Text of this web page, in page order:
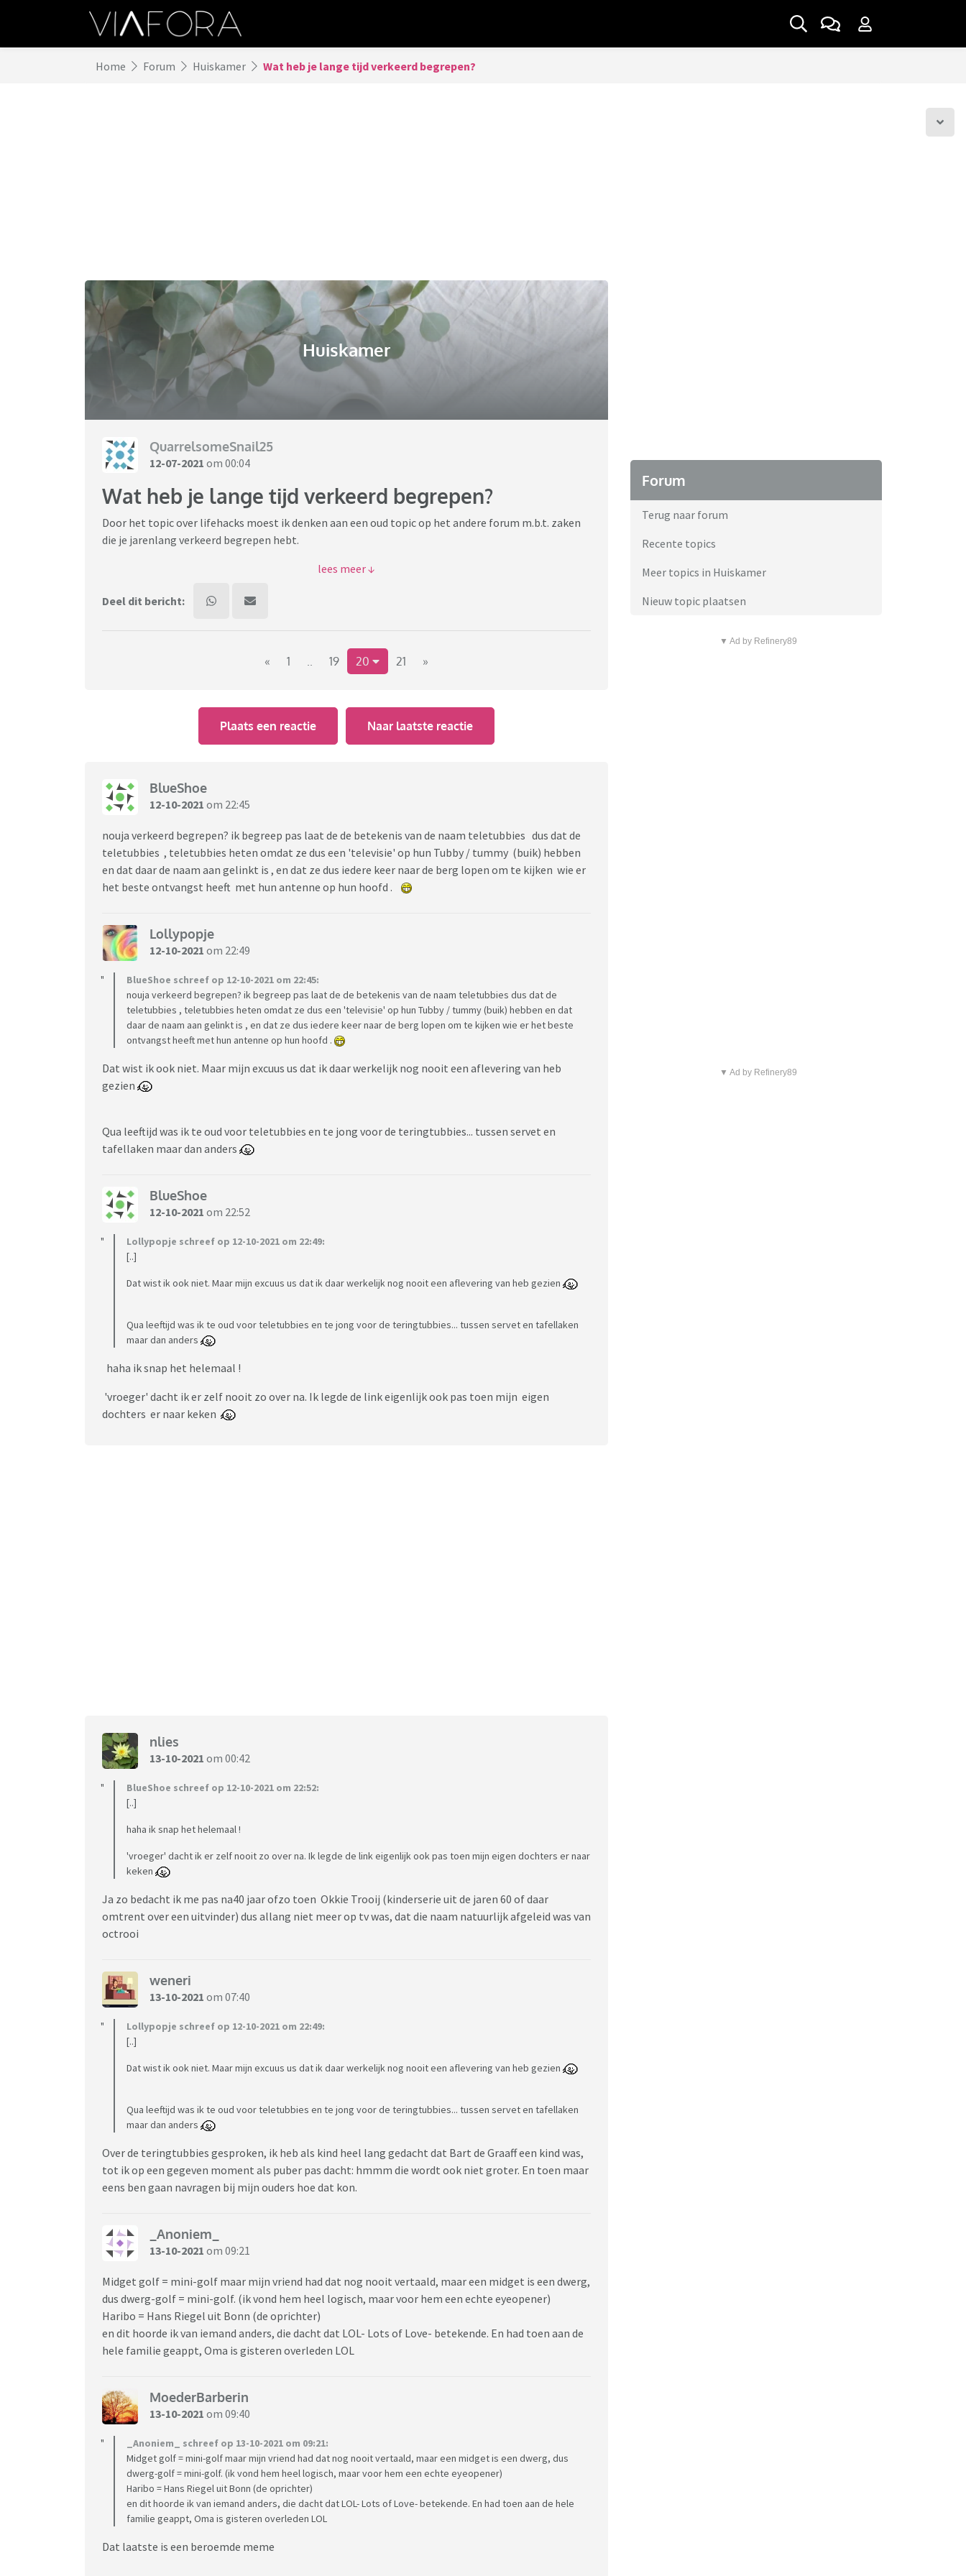
Home Forum Huiskamer Wat heb je lange tijd verkeerd begrepen?
Huiskamer
QuarrelsomeSnail25
12-07-2021 om 00:04
Wat heb je lange tijd verkeerd begrepen?
Door het topic over lifehacks moest ik denken aan een oud topic op het andere forum m.b.t. zaken
die je jarenlang verkeerd begrepen hebt.
Ik trap af met iets wat ik daar geleerd heb. De Duitse crimi-serie Tatort heet niet zo omdat de
ORT dus!
Ik hoop dat hier vele 'nee, echt?!', 'joh!, 'nooit geweten', 'oooh, wat stom'-reacties verschijnen!
Deel dit bericht:
« 1 .. 19 20 21 »
Plaats een reactie Naar laatste reactie
BlueShoe
12-10-2021 om 22:45
nouja verkeerd begrepen? ik begreep pas laat de de betekenis van de naam teletubbies dus dat de
teletubbies , teletubbies heten omdat ze dus een 'televisie' op hun Tubby / tummy (buik) hebben
en dat daar de naam aan gelinkt is , en dat ze dus iedere keer naar de berg lopen om te kijken wie er
het beste ontvangst heeft met hun antenne op hun hoofd .
Lollypopje
12-10-2021 om 22:49
BlueShoe schreef op 12-10-2021 om 22:45:
nouja verkeerd begrepen? ik begreep pas laat de de betekenis van de naam teletubbies dus dat de
teletubbies , teletubbies heten omdat ze dus een 'televisie' op hun Tubby / tummy (buik) hebben en dat
daar de naam aan gelinkt is , en dat ze dus iedere keer naar de berg lopen om te kijken wie er het beste
ontvangst heeft met hun antenne op hun hoofd .
Dat wist ik ook niet. Maar mijn excuus us dat ik daar werkelijk nog nooit een aflevering van heb
gezien
Qua leeftijd was ik te oud voor teletubbies en te jong voor de teringtubbies... tussen servet en
tafellaken maar dan anders
BlueShoe
12-10-2021 om 22:52
Lollypopje schreef op 12-10-2021 om 22:49:
[..]
Dat wist ik ook niet. Maar mijn excuus us dat ik daar werkelijk nog nooit een aflevering van heb gezien
Qua leeftijd was ik te oud voor teletubbies en te jong voor de teringtubbies... tussen servet en tafellaken
maar dan anders
haha ik snap het helemaal !
'vroeger' dacht ik er zelf nooit zo over na. Ik legde de link eigenlijk ook pas toen mijn eigen
dochters er naar keken
nlies
13-10-2021 om 00:42
BlueShoe schreef op 12-10-2021 om 22:52:
[..]
haha ik snap het helemaal !
'vroeger' dacht ik er zelf nooit zo over na. Ik legde de link eigenlijk ook pas toen mijn eigen dochters er naar
keken
Ja zo bedacht ik me pas na40 jaar ofzo toen Okkie Trooij (kinderserie uit de jaren 60 of daar
omtrent over een uitvinder) dus allang niet meer op tv was, dat die naam natuurlijk afgeleid was van
octrooi
weneri
13-10-2021 om 07:40
Lollypopje schreef op 12-10-2021 om 22:49:
[..]
Dat wist ik ook niet. Maar mijn excuus us dat ik daar werkelijk nog nooit een aflevering van heb gezien
Qua leeftijd was ik te oud voor teletubbies en te jong voor de teringtubbies... tussen servet en tafellaken
maar dan anders
Over de teringtubbies gesproken, ik heb als kind heel lang gedacht dat Bart de Graaff een kind was,
tot ik op een gegeven moment als puber pas dacht: hmmm die wordt ook niet groter. En toen maar
eens ben gaan navragen bij mijn ouders hoe dat kon.
_Anoniem_
13-10-2021 om 09:21
Midget golf = mini-golf maar mijn vriend had dat nog nooit vertaald, maar een midget is een dwerg,
dus dwerg-golf = mini-golf. (ik vond hem heel logisch, maar voor hem een echte eyeopener)
Haribo = Hans Riegel uit Bonn (de oprichter)
en dit hoorde ik van iemand anders, die dacht dat LOL- Lots of Love- betekende. En had toen aan de
hele familie geappt, Oma is gisteren overleden LOL
MoederBarberin
13-10-2021 om 09:40
_Anoniem_ schreef op 13-10-2021 om 09:21:
Midget golf = mini-golf maar mijn vriend had dat nog nooit vertaald, maar een midget is een dwerg, dus
dwerg-golf = mini-golf. (ik vond hem heel logisch, maar voor hem een echte eyeopener)
Haribo = Hans Riegel uit Bonn (de oprichter)
en dit hoorde ik van iemand anders, die dacht dat LOL- Lots of Love- betekende. En had toen aan de hele
familie geappt, Oma is gisteren overleden LOL
Dat laatste is een beroemde meme
Forum
Terug naar forum
Recente topics
Meer topics in Huiskamer
Nieuw topic plaatsen
▼ Ad by Refinery89
▼ Ad by Refinery89